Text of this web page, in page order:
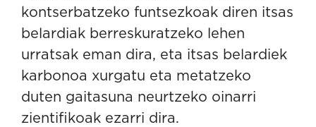
kontserbatzeko funtsezkoak diren itsas
belardiak berreskuratzeko lehen
urratsak eman dira, eta itsas belardiek
karbonoa xurgatu eta metatzeko
duten gaitasuna neurtzeko oinarri
zientifikoak ezarri dira.